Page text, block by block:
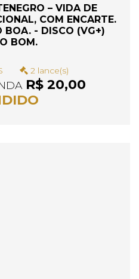
– VIDA DE
COM ENCARTE.
BOA. - DISCO (VG+)
BOM.
2 lance(s)
R$ 20,00